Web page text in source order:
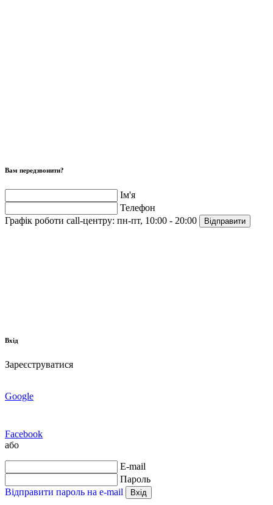
Вам передзвонити?
Ім'я
Телефон
Графік роботи call-центру: пн-пт, 10:00 - 20:00 Відправити
Вхід
Зареєструватися
Google
Facebook
або
E-mail
Пароль
Відправити пароль на e-mail
Вхід